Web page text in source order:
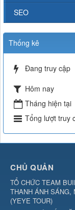
SEO
Thống kê
Đang truy cập
Hôm nay
Tháng hiện tại
Tổng lượt truy
CHỦ QUẢN
TỔ CHỨC TEAM
THANH ÁNH
(YEYE TOUR)